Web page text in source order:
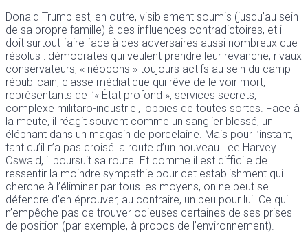
Donald Trump est, en outre, visiblement soumis (jusqu’au sein
de sa propre famille) à des influences contradictoires, et il
doit surtout faire face à des adversaires aussi nombreux que
résolus : démocrates qui veulent prendre leur revanche, rivaux
conservateurs, « néocons » toujours actifs au sein du camp
républicain, classe médiatique qui rêve de le voir mort,
représentants de l’« État profond », services secrets,
complexe militaro-industriel, lobbies de toutes sortes. Face à
la meute, il réagit souvent comme un sanglier blessé, un
éléphant dans un magasin de porcelaine. Mais pour l’instant,
tant qu’il n’a pas croisé la route d’un nouveau Lee Harvey
Oswald, il poursuit sa route. Et comme il est difficile de
ressentir la moindre sympathie pour cet establishment qui
cherche à l’éliminer par tous les moyens, on ne peut se
défendre d’en éprouver, au contraire, un peu pour lui. Ce qui
n’empêche pas de trouver odieuses certaines de ses prises
de position (par exemple, à propos de l’environnement).